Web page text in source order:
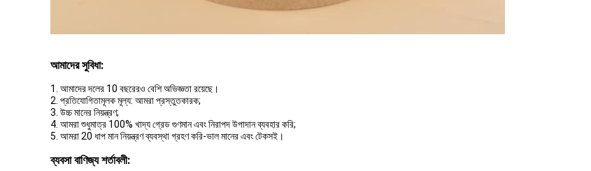
আমাদের সুবিধা:
1. আমাদের দলের 10 বছরেরও বেশি অভিজ্ঞতা রয়েছে।
2. প্রতিযোগিতামূলক মূল্য: আমরা প্রস্তুতকারক;
3. উচ্চ মানের নিয়ন্ত্রণ;
4. আমরা শুধুমাত্র 100% খাদ্য গ্রেড গুণমান এবং নিরাপদ উপাদান ব্যবহার করি;
5. আমরা 20 ধাপ মান নিয়ন্ত্রণ ব্যবস্থা গ্রহণ করি-ভাল মানের এবং টেকসই।
ব্যবসা বাণিজ্য শর্তাবলী: